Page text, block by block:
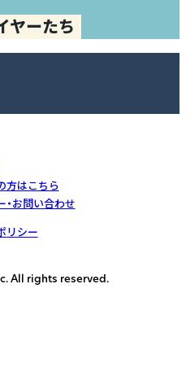
ヤーたち
方はこちら
・お問い合わせ
リシー
All rights reserved.